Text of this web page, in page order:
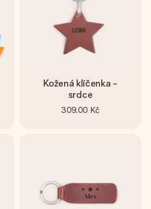
Kožená klíčenka -
srdce
309,00 Kč